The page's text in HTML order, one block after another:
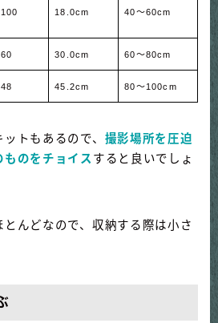
18.0cm 40～60cm
30.0cm 60～80cm
45.2cm 80～100cm
トもあるので、 撮影場所を圧迫
ものをチョイス すると良いでしょ
んどなので、収納する際は小さ